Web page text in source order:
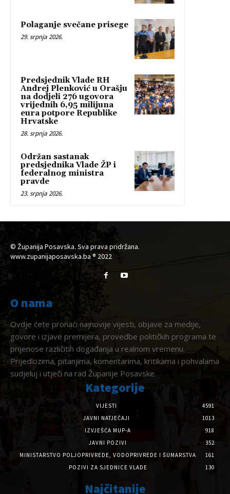
Polaganje svečane prisege
29. srpnja 2026.
Predsjednik Vlade RH
Andrej Plenković u Orašju
na dodjeli 276 ugovora
vrijednih 6,95 milijuna
eura potpore Republike
Hrvatske
28. srpnja 2026.
Održan sastanak
predsjednika Vlade ŽP i
federalnog ministra
pravde
23. srpnja 2026.
© Županija Posavska. Sva prava pridržana.
www.zupanijaposavska.ba ® 2022
O nama
Ovdje ćete pronaći najnovije vijesti, objave za medije,
govore i izjave premijera, provedbe političkih programa te
prijenose različitih događanja u realnom vremenu.
Prijedlozima, pitanjima, komentarima, kritikama i pohvalama
sudjeluj i utječi na rad Županije Posavske.
Kategorije
VIJESTI
4591
JAVNI NATJEČAJI
1013
IZVJEŠĆA MUP-A
918
JAVNI POZIVI
352
MINISTARSTVO POLJOPRIVREDE, VODOPRIVREDE I ŠUMARSTVA
161
POZIVI ZA SJEDNICE VLADE
130
Najčitanije